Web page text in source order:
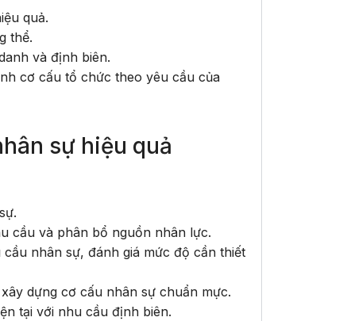
quả.
thể.
và định biên.
cơ cấu tổ chức theo yêu cầu của
sự hiệu quả
cầu và phân bổ nguồn nhân lực.
nhân sự, đánh giá mức độ cần thiết
dựng cơ cấu nhân sự chuẩn mực.
tại với nhu cầu định biên.